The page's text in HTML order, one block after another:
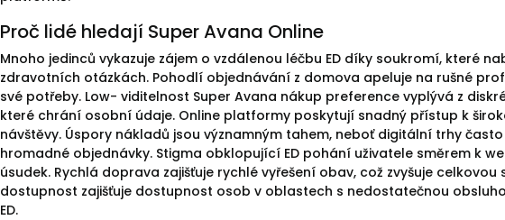
Proč lidé hledají Super Avana Online
Mnoho jedinců vykazuje zájem o vzdálenou léčbu ED díky soukromí, které
zdravotních otázkách. Pohodlí objednávání z domova apeluje na rušné
své potřeby. Low- viditelnost Super Avana nákup preference vyplývá z
které chrání osobní údaje. Online platformy poskytují snadný přístup k
návštěvy. Úspory nákladů jsou významným tahem, neboť digitální trhy
hromadné objednávky. Stigma obklopující ED pohání uživatele směrem k
úsudek. Rychlá doprava zajišťuje rychlé vyřešení obav, což zvyšuje
dostupnost zajišťuje dostupnost osob v oblastech s nedostatečnou
ED.